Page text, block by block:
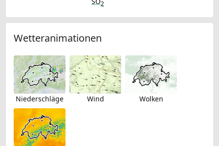
2
Wetteranimationen
Niederschläge Wind Wolken